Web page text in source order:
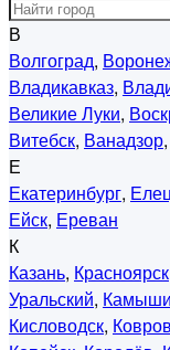
В
Волгоград,
Владикавказ,
Великие Луки,
Витебск, Ванадзор,
Е
Екатеринбург,
Ейск, Ереван
К
Казань, Красноярск
Уральский,
Кисловодск, Ковров